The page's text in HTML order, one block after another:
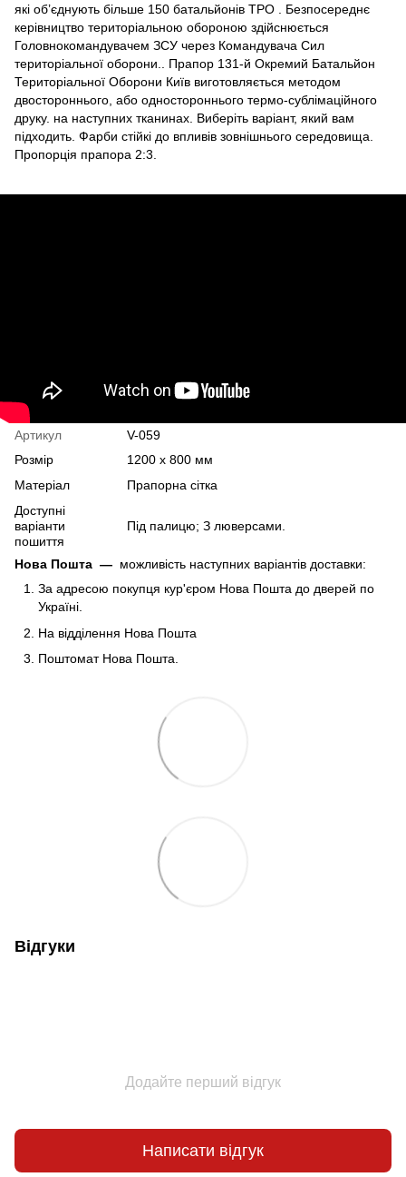
які об’єднують більше 150 батальйонів ТРО . Безпосереднє
керівництво територіальною обороною здійснюється
Головнокомандувачем ЗСУ через Командувача Сил
територіальної оборони.. Прапор 131-й Окремий Батальйон
Територіальної Оборони Київ виготовляється методом
двостороннього, або одностороннього термо-сублімаційного
друку. на наступних тканинах. Виберіть варіант, який вам
підходить. Фарби стійкі до впливів зовнішнього середовища.
Пропорція прапора 2:3.
Артикул
V-059
Розмір
1200 х 800 мм
Матеріал
Прапорна сітка
Доступні
варіанти
пошиття
Під палицю; З люверсами.
Нова Пошта — можливість наступних варіантів доставки:
За адресою покупця кур'єром Нова Пошта до дверей по
Україні.
На відділення Нова Пошта
Поштомат Нова Пошта.
Відгуки
Додайте перший відгук
Написати відгук